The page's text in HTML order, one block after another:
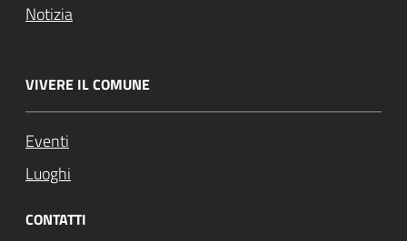
Notizia
VIVERE IL COMUNE
Eventi
Luoghi
CONTATTI